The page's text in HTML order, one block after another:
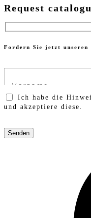
Request
Fordern Sie jetzt
Ich habe die
und akzeptiere diese.
lasse